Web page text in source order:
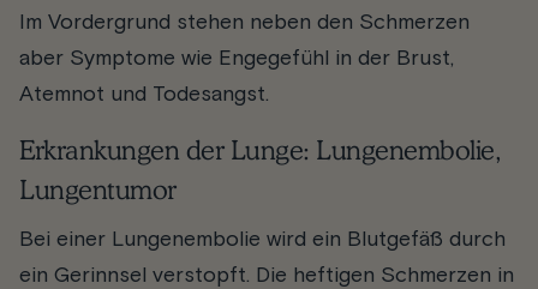
Im Vordergrund stehen neben den Schmerzen
aber Symptome wie Engegefühl in der Brust,
Atemnot und Todesangst.
Erkrankungen der Lunge: Lungenembolie,
Lungentumor
Bei einer Lungenembolie wird ein Blutgefäß durch
ein Gerinnsel verstopft. Die heftigen Schmerzen in